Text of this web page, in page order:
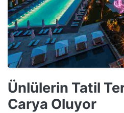
Ünlülerin Tatil
Carya Oluyor